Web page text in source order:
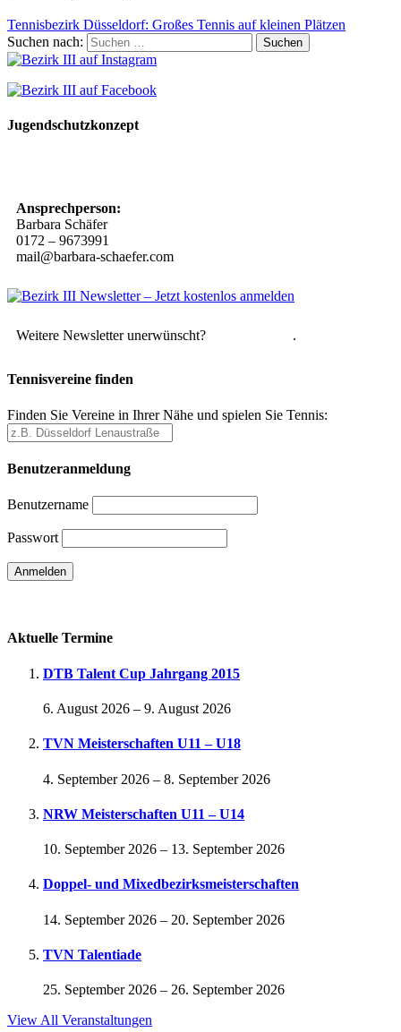
Tennisbezirk Düsseldorf: Großes Tennis auf kleinen Plätzen
Suchen nach:
Jugendschutzkonzept
Ansprechperson:
Barbara Schäfer
0172 – 9673991
mail@barbara-schaefer.com
Weitere Newsletter unerwünscht? .
Tennisvereine finden
Finden Sie Vereine in Ihrer Nähe und spielen Sie Tennis:
Benutzeranmeldung
Benutzername
Passwort
Aktuelle Termine
DTB Talent Cup Jahrgang 2015
6. August 2026 – 9. August 2026
TVN Meisterschaften U11 – U18
4. September 2026 – 8. September 2026
NRW Meisterschaften U11 – U14
10. September 2026 – 13. September 2026
Doppel- und Mixedbezirksmeisterschaften
14. September 2026 – 20. September 2026
TVN Talentiade
25. September 2026 – 26. September 2026
View All Veranstaltungen